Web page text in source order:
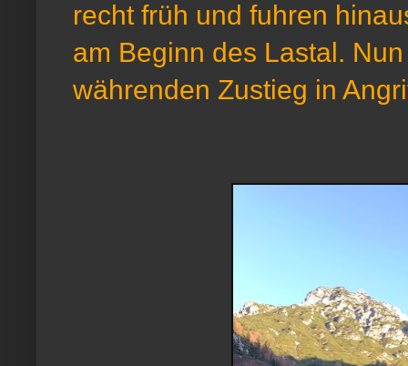
recht früh und fuhren
am Beginn des Lastal.
währenden Zustieg in